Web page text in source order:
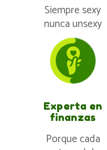
Siempre sexy
nunca unsexy
Experta en
finanzas
Porque cada